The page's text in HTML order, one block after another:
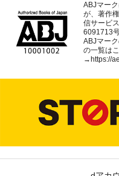
ABJマー
が、著作
信サービ
6091713
ABJマー
の一覧は
→ https://